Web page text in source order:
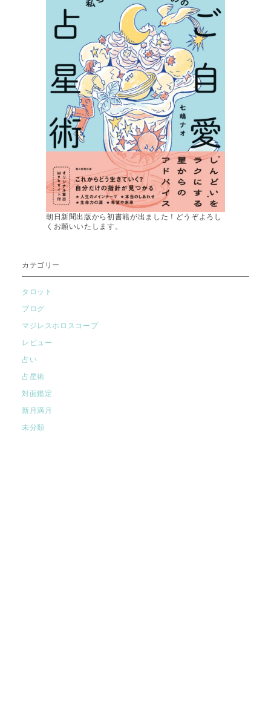
朝日新聞出版から初書籍が出ました！どうぞよろし
くお願いいたします。
カテゴリー
タロット
ブログ
マジレスホロスコープ
レビュー
占い
占星術
対面鑑定
新月満月
未分類